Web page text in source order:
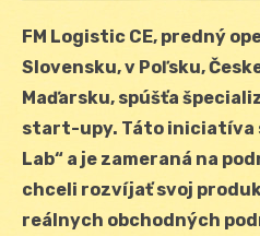
FM Logistic CE, predný
Slovensku, v Poľsku,
Maďarsku, spúšťa
start-upy. Táto iniciatíva
Lab“ a je zameraná na
chceli rozvíjať svoj
reálnych obchodných